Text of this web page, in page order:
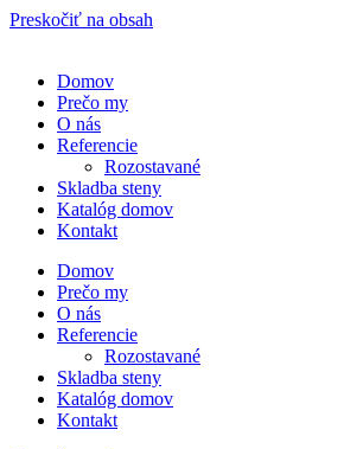
Preskočiť na obsah
Domov
Pre­čo my
O nás
Refe­ren­cie
Rozosta­va­né
Sklad­ba steny
Kata­lóg domov
Kon­takt
Domov
Pre­čo my
O nás
Refe­ren­cie
Rozosta­va­né
Sklad­ba steny
Kata­lóg domov
Kon­takt